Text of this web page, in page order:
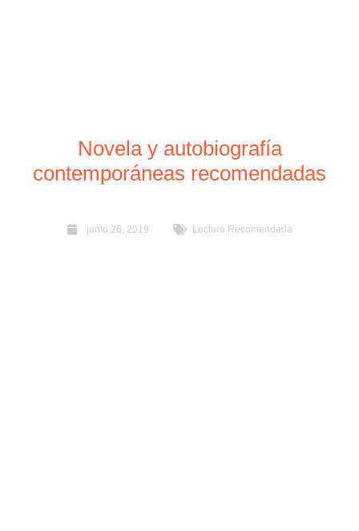
Novela y autobiografía
contemporáneas recomendadas
junio 26, 2019 Lectura Recomendada